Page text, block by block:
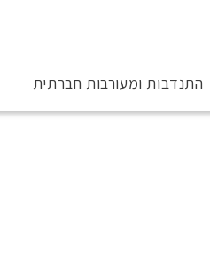
התנדבות ומעורבות חברתית